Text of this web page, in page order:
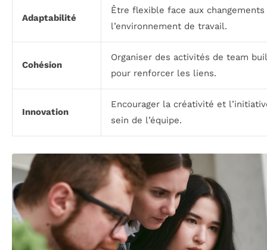
Adaptabilité
Être flexible face aux changements
l’environnement de travail.
Cohésion
Organiser des activités de team
pour renforcer les liens.
Innovation
Encourager la créativité et
sein de l’équipe.